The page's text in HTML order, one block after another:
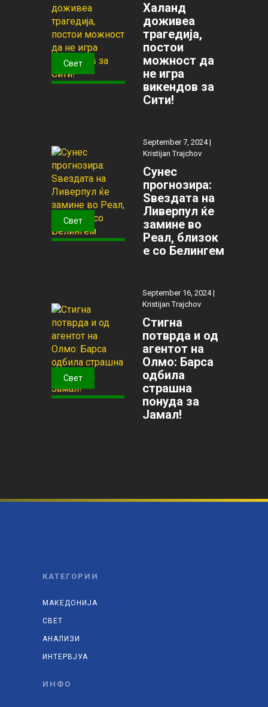
Свет
Халанд
доживеа
трагедија,
постои
можност да
не игра
викендов за
Сити!
Свет
September 7, 2024 |
Kristijan Trajchov
Сунес
прогнозира:
Ѕвездата на
Ливерпул ќе
замине во
Реал, близок
е со Белингем
Свет
September 16, 2024 |
Kristijan Trajchov
Стигна
потврда и од
агентот на
Олмо: Барса
одбила
страшна
понуда за
Јамал!
КАТЕГОРИИ
МАКЕДОНИЈА
СВЕТ
АНАЛИЗИ
ИНТЕРВЈУА
ИНФО